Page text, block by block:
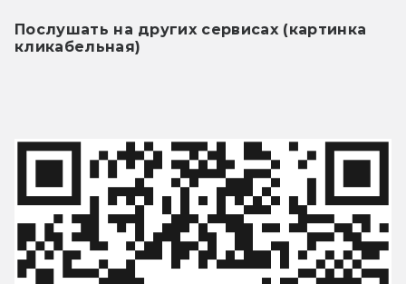
Послушать на других сервисах (картинка
кликабельная)